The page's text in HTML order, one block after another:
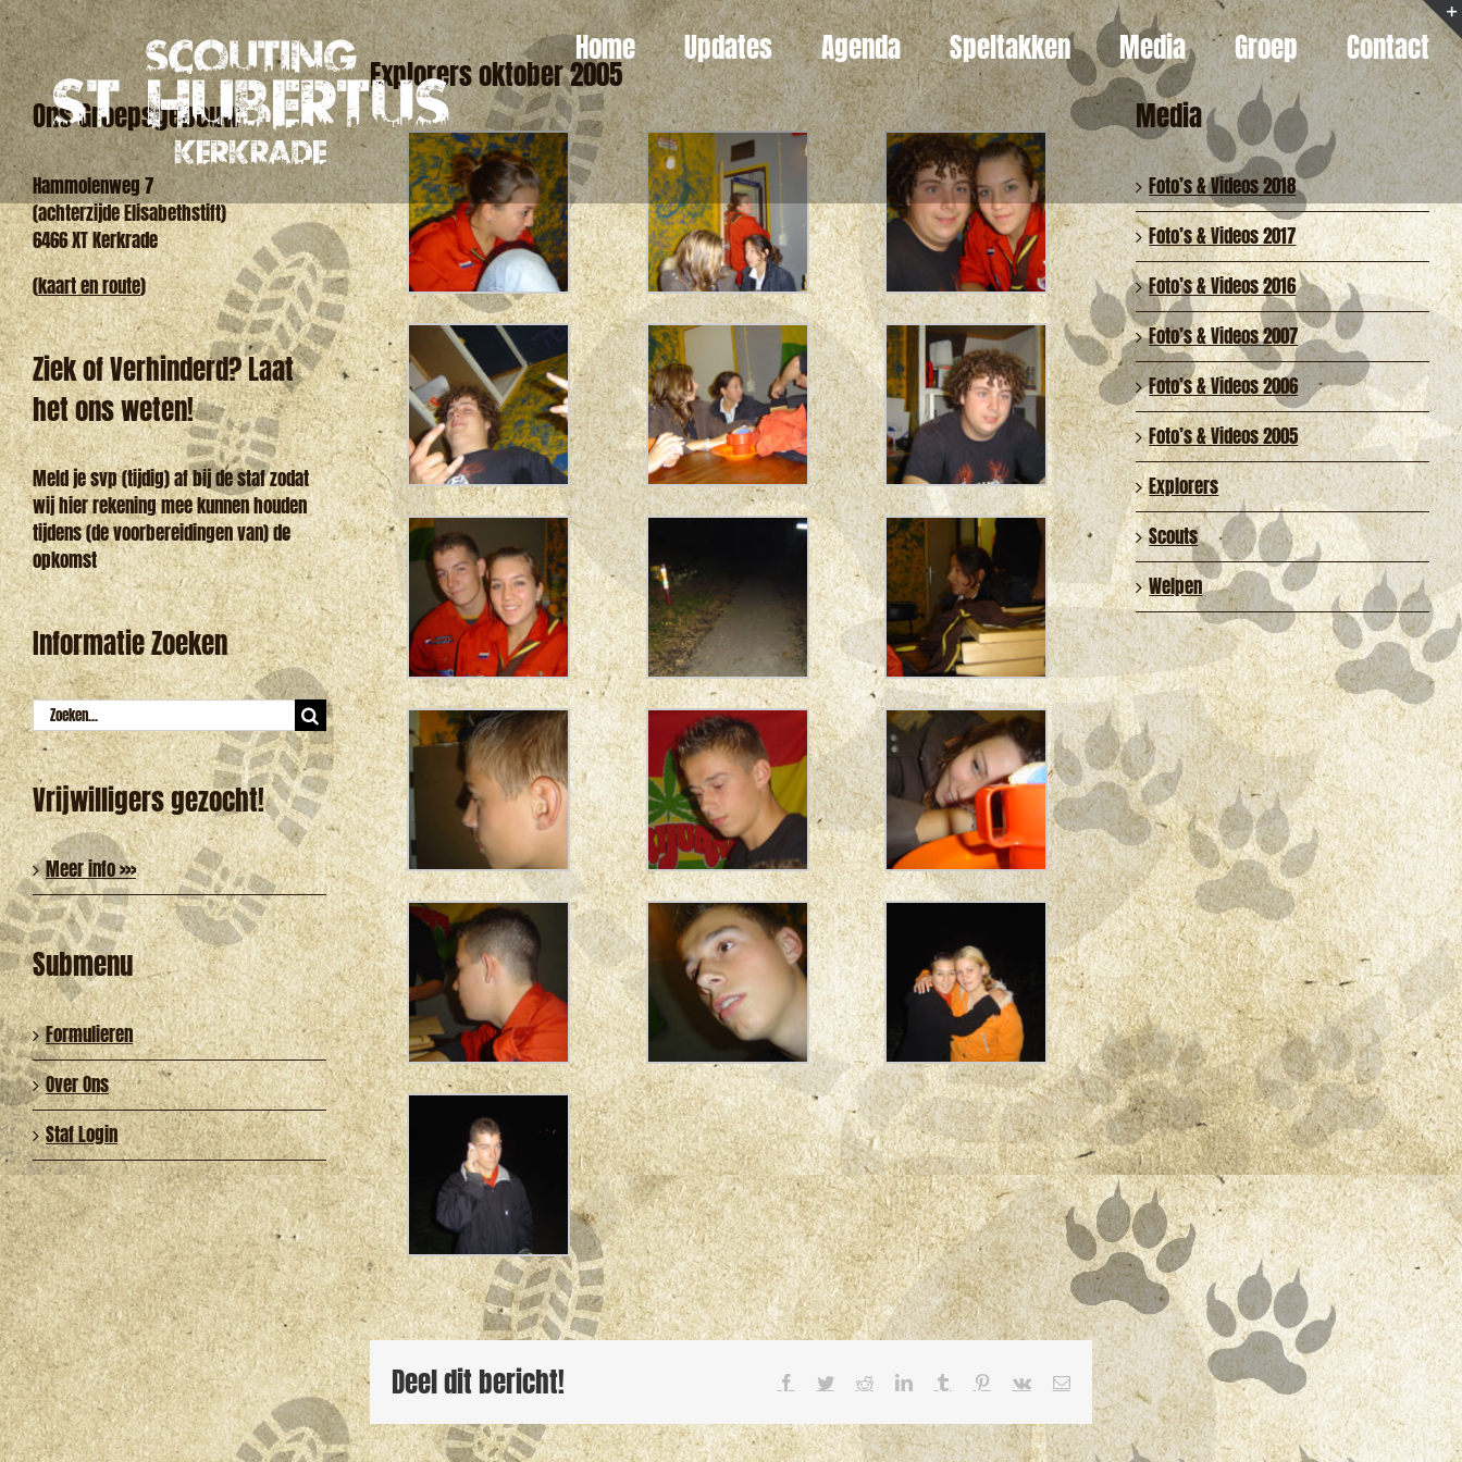
Ga
naar
inhoud
Home Updates Agenda Speltakken Media Groep Contact
Explorers oktober 2005
Deel dit bericht! Facebook
TwitterRedditLinkedInTumblr Pinterest
Vk
E-
mail
Ons Groepsgebouw
Hammolenweg 7
(achterzijde Elisabethstift)
6466 XT Kerkrade
(kaart en route)
Ziek of Verhinderd? Laat
het ons weten!
Meld je svp (tijdig) af bij de staf zodat
wij hier rekening mee kunnen houden
tijdens (de voorbereidingen van) de
opkomst
Informatie Zoeken
Zoeken
naar:
Vrijwilligers gezocht!
Meer info >>>
Submenu
Formulieren
Over Ons
Staf Login
Media
Foto’s & Videos 2018
Foto’s & Videos 2017
Foto’s & Videos 2016
Foto’s & Videos 2007
Foto’s & Videos 2006
Foto’s & Videos 2005
Explorers
Scouts
Welpen